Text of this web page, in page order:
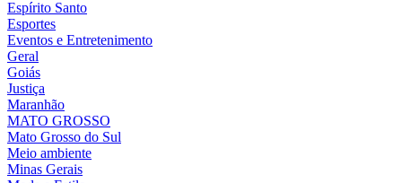
Espírito Santo
Esportes
Eventos e Entretenimento
Geral
Goiás
Justiça
Maranhão
MATO GROSSO
Mato Grosso do Sul
Meio ambiente
Minas Gerais